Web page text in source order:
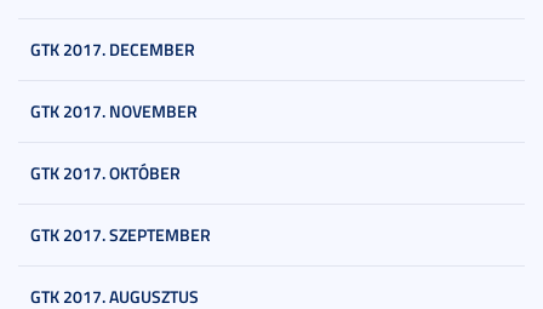
GTK 2017. DECEMBER
GTK 2017. NOVEMBER
GTK 2017. OKTÓBER
GTK 2017. SZEPTEMBER
GTK 2017. AUGUSZTUS